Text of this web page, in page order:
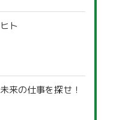
ヒト
未来の仕事を探せ！